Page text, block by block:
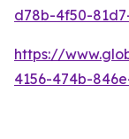
d78b-4f50-
https://
4156-474b-